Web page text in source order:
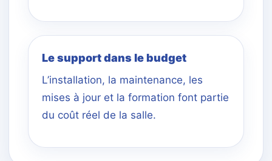
Le support dans le budget
L’installation, la maintenance, les
mises à jour et la formation font partie
du coût réel de la salle.